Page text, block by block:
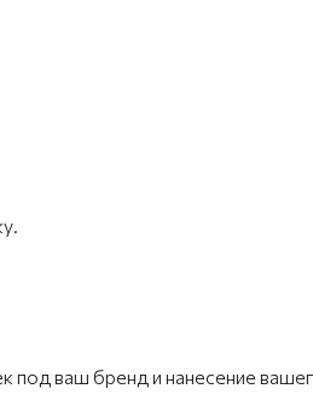
ваш бренд и нанесение